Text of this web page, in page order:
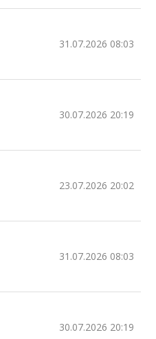
31.07.2026 08:03
30.07.2026 20:19
23.07.2026 20:02
31.07.2026 08:03
30.07.2026 20:19